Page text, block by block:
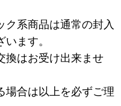
ク系商品は通常の封入
ます。
換はお受け出来ませ
場合は以上を必ずご理